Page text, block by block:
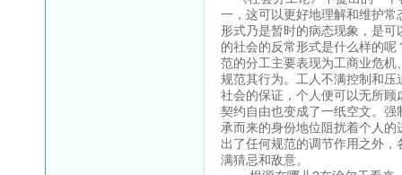
一，这可以更好地理解和维护
形式乃是暂时的病态现象，是
的社会的反常形式是什么样的
范的分工主要表现为工商业危
规范其行为。工人不满控制和
社会的保证，个人便可以无所
契约自由也变成了一纸空文。
承而来的身份地位阻扰着个人
出了任何规范的调节作用之外
满猜忌和敌意。